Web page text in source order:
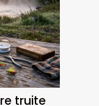
truite